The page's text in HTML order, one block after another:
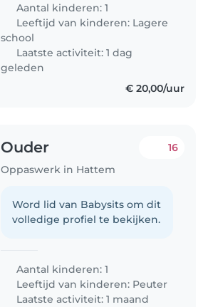
Aantal kinderen: 1
Leeftijd van kinderen: Lagere
school
Laatste activiteit: 1 dag
geleden
€ 20,00/uur
Ouder
Oppaswerk in Hattem
16
Word lid van Babysits om dit
volledige profiel te bekijken.
Aantal kinderen: 1
Leeftijd van kinderen: Peuter
Laatste activiteit: 1 maand